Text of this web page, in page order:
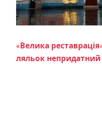
«Велика
ляльок непридатний